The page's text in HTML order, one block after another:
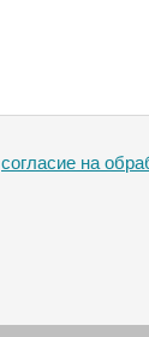
согласие на